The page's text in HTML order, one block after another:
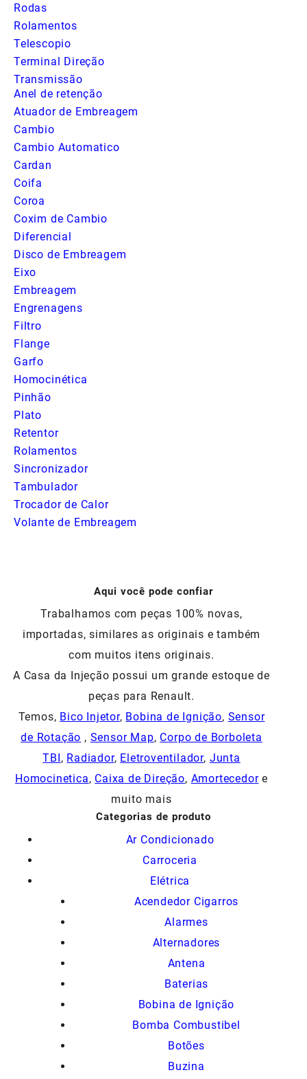
Rodas
Rolamentos
Telescopio
Terminal Direção
Transmissão
Anel de retenção
Atuador de Embreagem
Cambio
Cambio Automatico
Cardan
Coifa
Coroa
Coxim de Cambio
Diferencial
Disco de Embreagem
Eixo
Embreagem
Engrenagens
Filtro
Flange
Garfo
Homocinética
Pinhão
Plato
Retentor
Rolamentos
Sincronizador
Tambulador
Trocador de Calor
Volante de Embreagem
Aqui você pode confiar
Trabalhamos com peças 100% novas,
importadas, similares as originais e também
com muitos itens originais.
A Casa da Injeção possui um grande estoque de
peças para Renault.
Temos, Bico Injetor, Bobina de Ignição, Sensor
de Rotação , Sensor Map, Corpo de Borboleta
TBI, Radiador, Eletroventilador, Junta
Homocinetica, Caixa de Direção, Amortecedore
muito mais
Categorias de produto
Ar Condicionado
Carroceria
Elétrica
Acendedor Cigarros
Alarmes
Alternadores
Antena
Baterias
Bobina de Ignição
Bomba Combustibel
Botões
Buzina